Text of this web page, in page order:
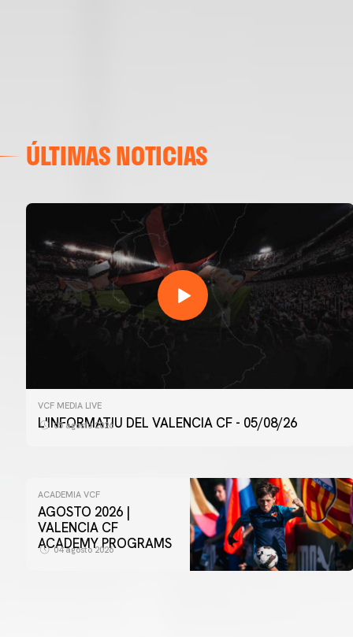
ÚLTIMAS NOTICIAS
VCF MEDIA LIVE
L'INFORMATIU DEL VALENCIA CF - 05/08/26
05 agosto 2026
ACADEMIA VCF
AGOSTO 2026 |
VALENCIA CF
ACADEMY PROGRAMS
04 agosto 2026